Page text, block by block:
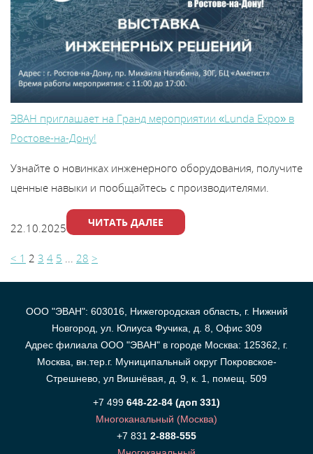
ЭВАН приглашает на Гранд мероприятии «Lunda Expo» в
Ростове-на-Дону!
Узнайте о новинках инженерного оборудования, получите
ценные навыки и пообщайтесь с производителями.
22.10.2025 ЧИТАТЬ ДАЛЕЕ
< 1 2 3 4 5 28 >
ООО "ЭВАН": 603016, Нижегородская область, г. Нижний
Новгород, ул. Юлиуса Фучика, д. 8, Офис 309
Адрес филиала ООО "ЭВАН" в городе Москва: 125362, г.
Москва, вн.тер.г. Муниципальный округ Покровское-
Стрешнево, ул Вишнёвая, д. 9, к. 1, помещ. 509
+7 499 648-22-84 (доп 331)
Многоканальный (Москва)
+7 831 2-888-555